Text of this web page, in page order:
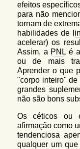
efeitos
para não
tornam de
habilidades de
acelerar) os
Assim, a PNL é
ou de mais
Aprender o que
"corpo inteiro"
grandes
não são bons
Os céticos ou
afirmação como
tendenciosa
qualquer um